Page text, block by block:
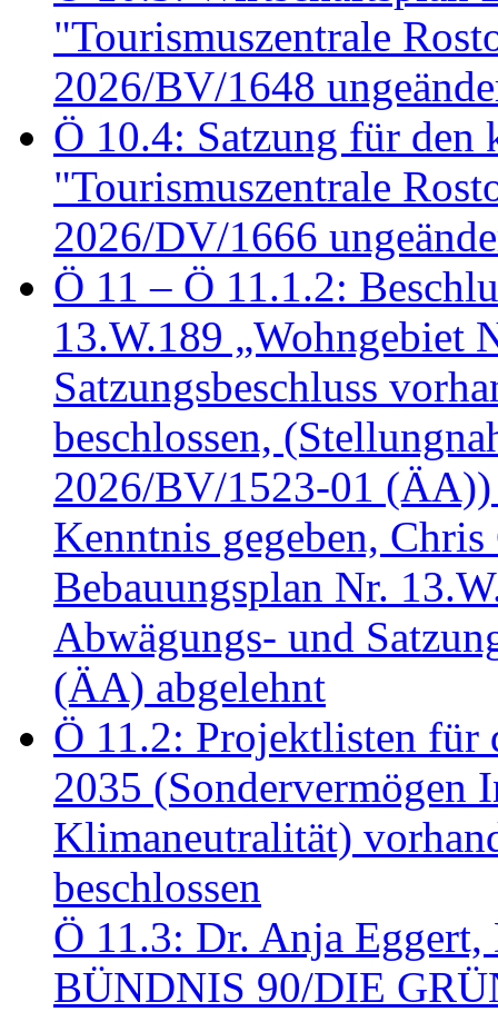
"Tourismuszentrale
2026/BV/1648
Ö 10.4: Satzung für den
"Tourismuszentrale
2026/DV/1666
Ö 11 – Ö 11.1.2:
13.W.189 „Wohngebiet
Satzungsbeschluss
beschlossen,
2026/BV/1523-01
Kenntnis gegeben,
Bebauungsplan Nr.
Abwägungs- und
(ÄA) abgelehnt
Ö 11.2: Projektlisten für
2035 (Sondervermögen
Klimaneutralität)
beschlossen
Ö 11.3: Dr. Anja
BÜNDNIS 90/DIE